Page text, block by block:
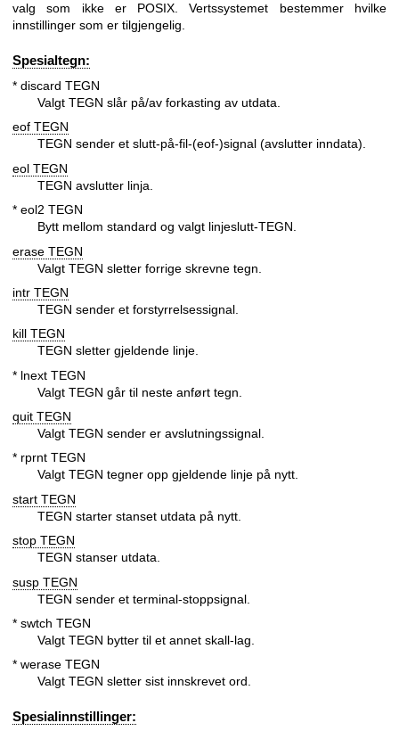
valg som ikke er POSIX. Vertssystemet bestemmer hvilke
innstillinger som er tilgjengelig.
Spesialtegn:
* discard TEGN
Valgt TEGN slår på/av forkasting av utdata.
eof TEGN
TEGN sender et slutt-på-fil-(eof-)signal (avslutter inndata).
eol TEGN
TEGN avslutter linja.
* eol2 TEGN
Bytt mellom standard og valgt linjeslutt-TEGN.
erase TEGN
Valgt TEGN sletter forrige skrevne tegn.
intr TEGN
TEGN sender et forstyrrelsessignal.
kill TEGN
TEGN sletter gjeldende linje.
* lnext TEGN
Valgt TEGN går til neste anført tegn.
quit TEGN
Valgt TEGN sender er avslutningssignal.
* rprnt TEGN
Valgt TEGN tegner opp gjeldende linje på nytt.
start TEGN
TEGN starter stanset utdata på nytt.
stop TEGN
TEGN stanser utdata.
susp TEGN
TEGN sender et terminal-stoppsignal.
* swtch TEGN
Valgt TEGN bytter til et annet skall-lag.
* werase TEGN
Valgt TEGN sletter sist innskrevet ord.
Spesialinnstillinger: